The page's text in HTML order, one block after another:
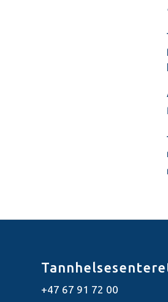
+47 67 91 72 00